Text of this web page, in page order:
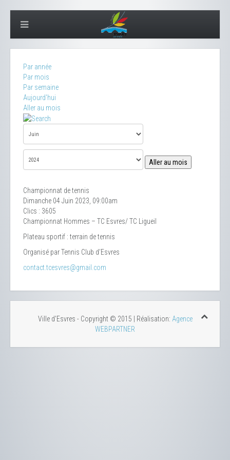
Par année
Par mois
Par semaine
Aujourd'hui
Aller au mois
Aller au mois
Championnat de tennis
Dimanche 04 Juin 2023, 09:00am
Clics : 3605
Championnat Hommes – TC Esvres/ TC Ligueil
Plateau sportif : terrain de tennis
Organisé par Tennis Club d’Esvres
contact.tcesvres@gmail.com
Ville d'Esvres - Copyright © 2015 | Réalisation: Agence
WEBPARTNER